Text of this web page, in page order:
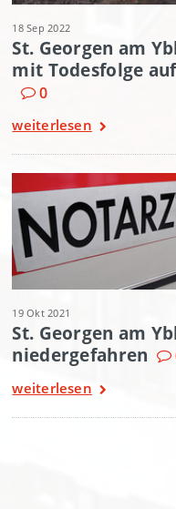
18 Sep 2022
St. Georgen am
mit Todesfolge
0
weiterlesen
19 Okt 2021
St. Georgen am
niedergefahren
weiterlesen